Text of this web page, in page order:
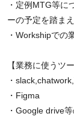
・定例MTG等に
ーの予定を踏ま
・Workshipでの
【業務に使うツー
・
・Figma
・Google drive